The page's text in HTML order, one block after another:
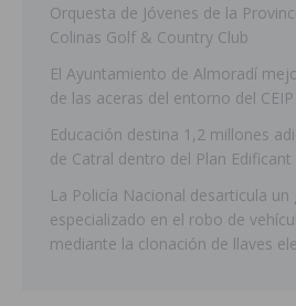
Orquesta de Jóvenes de la
Colinas Golf & Country Club
El Ayuntamiento de Almoradí
de las aceras del entorno del
Educación destina 1,2 millones
de Catral dentro del Plan Edificant
La Policía Nacional desarticula un
especializado en el robo de
mediante la clonación de llaves